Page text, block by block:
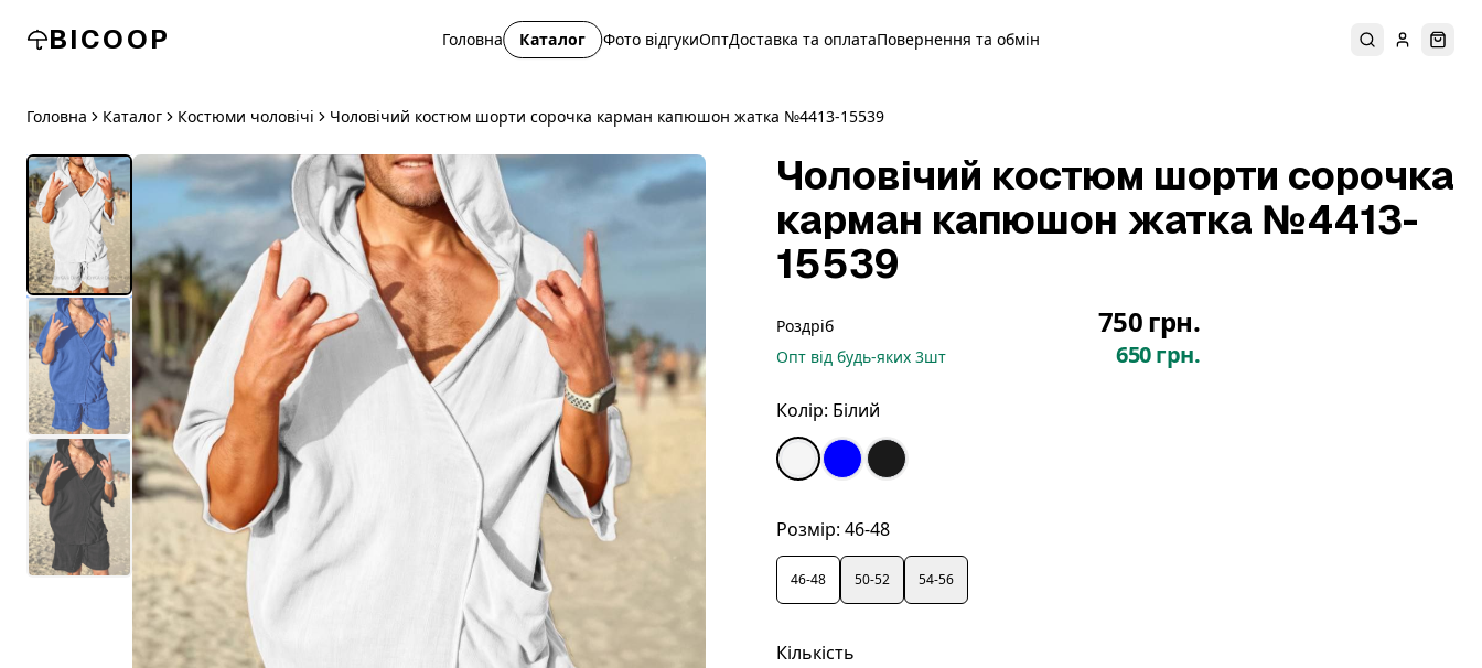
BICOOP Головна Каталог Фото відгукиОптДоставка та оплатаПовернення та обмін ПошукУвійти
Головна Каталог Костюми чоловічі Чоловічий костюм шорти сорочка карман капюшон жатка №4413-15539
Чоловічий костюм шорти сорочка
карман капюшон жатка №4413-
15539
Роздріб 750 грн.
Опт від будь-яких 3шт 650 грн.
Колір: Білий
Розмір: 46-48
46-48 50-52 54-56
Кількість